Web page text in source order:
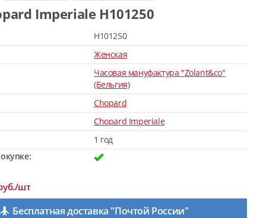
Imperiale H101250
H101250
Женская
Часовая мануфактура "Zolant&co"
(Бельгия)
Chopard
Chopard Imperiale
1 год
шт
Бесплатная доставка "Почтой России"